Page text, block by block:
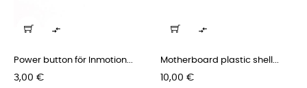

Power button för Inmotion...
Pris
3,00 €

Motherboard plastic shell...
Pris
10,00 €